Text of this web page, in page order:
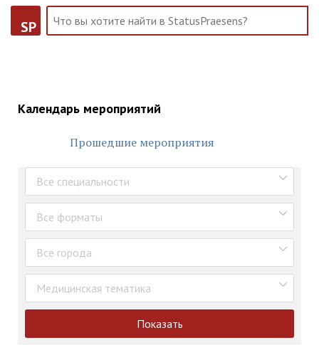
SP
Календарь мероприятий
Прошедшие мероприятия
Все специальности
Все форматы
Все города
Медицинская тематика
Показать